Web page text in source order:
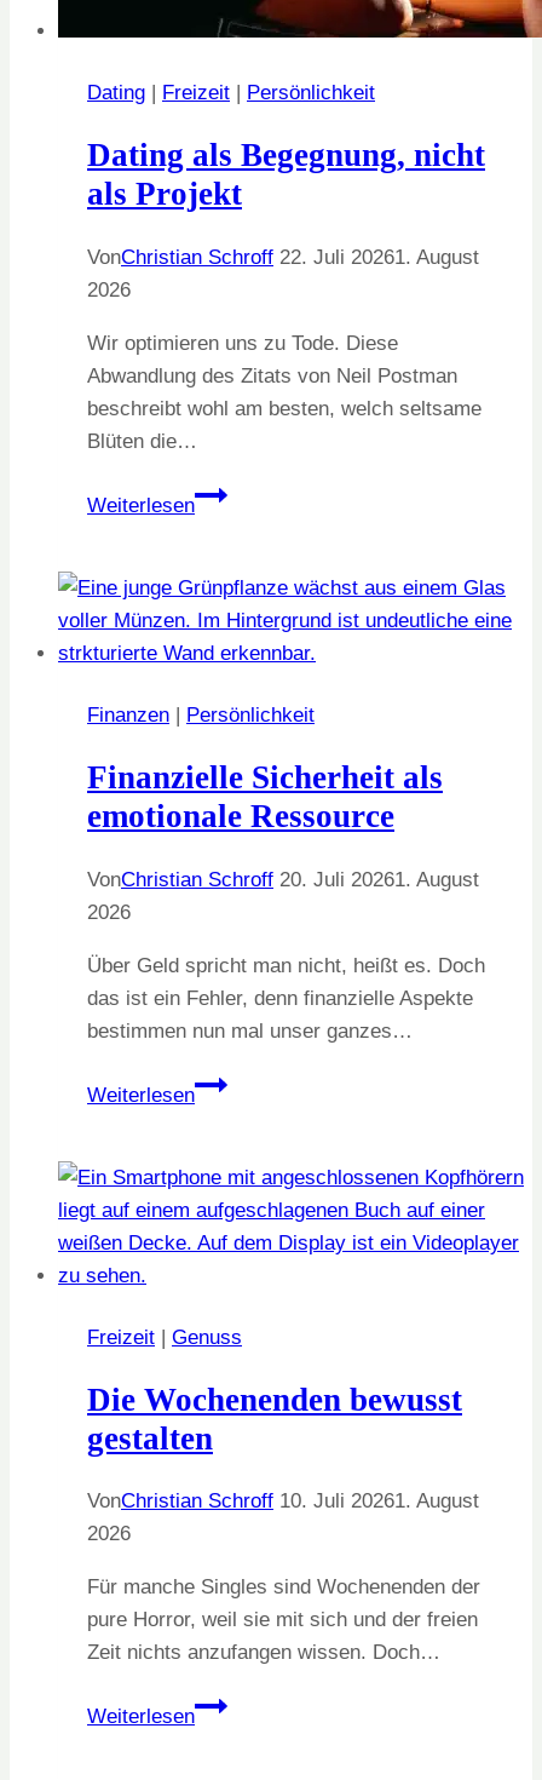
Dating | Freizeit | Persönlichkeit
Dating als Begegnung, nicht
als Projekt
VonChristian Schroff 22. Juli 20261. August
2026
Wir optimieren uns zu Tode. Diese
Abwandlung des Zitats von Neil Postman
beschreibt wohl am besten, welch seltsame
Blüten die…
Weiterlesen
Dating
nicht
als
Projekt
Finanzen | Persönlichkeit
Finanzielle Sicherheit als
emotionale Ressource
VonChristian Schroff 20. Juli 20261. August
2026
Über Geld spricht man nicht, heißt es. Doch
das ist ein Fehler, denn finanzielle Aspekte
bestimmen nun mal unser ganzes…
Weiterlesen
Finanzielle
emotionale
Ressource
Freizeit | Genuss
Die Wochenenden bewusst
gestalten
VonChristian Schroff 10. Juli 20261. August
2026
Für manche Singles sind Wochenenden der
pure Horror, weil sie mit sich und der freien
Zeit nichts anzufangen wissen. Doch…
Weiterlesen
Die